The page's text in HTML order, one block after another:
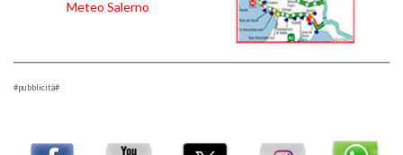
Meteo Salerno
#pubblicità#